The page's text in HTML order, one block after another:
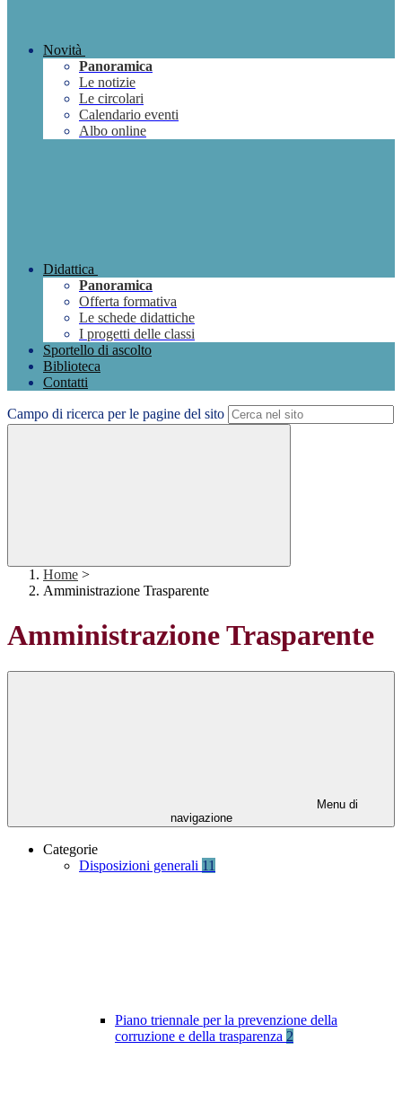
Novità
Panoramica
Le notizie
Le circolari
Calendario eventi
Albo online
Didattica
Panoramica
Offerta formativa
Le schede didattiche
I progetti delle classi
Sportello di ascolto
Biblioteca
Contatti
Campo di ricerca per le pagine del sito
Home >
Amministrazione Trasparente
Amministrazione Trasparente
Menu di
navigazione
Categorie
Disposizioni generali 11
Piano triennale per la prevenzione della
corruzione e della trasparenza 2